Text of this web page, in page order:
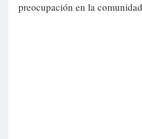
preocupación en la